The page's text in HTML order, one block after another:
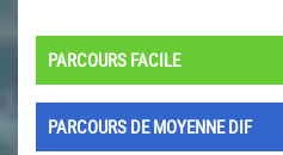
PARCOURS FACILE
PARCOURS DE MOYENNE DIF